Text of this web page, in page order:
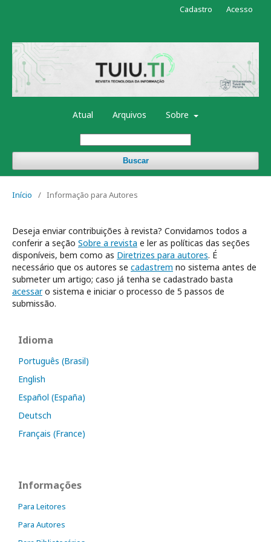
Atual Arquivos Sobre
Buscar
Cadastro Acesso
Início / Informação para Autores
Deseja enviar contribuições à revista? Convidamos todos a
conferir a seção Sobre a revista e ler as políticas das seções
disponíveis, bem como as Diretrizes para autores. É
necessário que os autores se cadastrem no sistema antes de
submeter um artigo; caso já tenha se cadastrado basta
acessaro sistema e iniciar o processo de 5 passos de
submissão.
Idioma
Português (Brasil)
English
Español (España)
Deutsch
Français (France)
Informações
Para Leitores
Para Autores